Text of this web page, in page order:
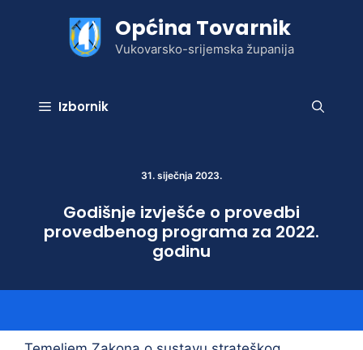
Općina Tovarnik
Vukovarsko-srijemska županija
Izbornik
31. siječnja 2023.
Godišnje izvješće o provedbi
provedbenog programa za 2022.
godinu